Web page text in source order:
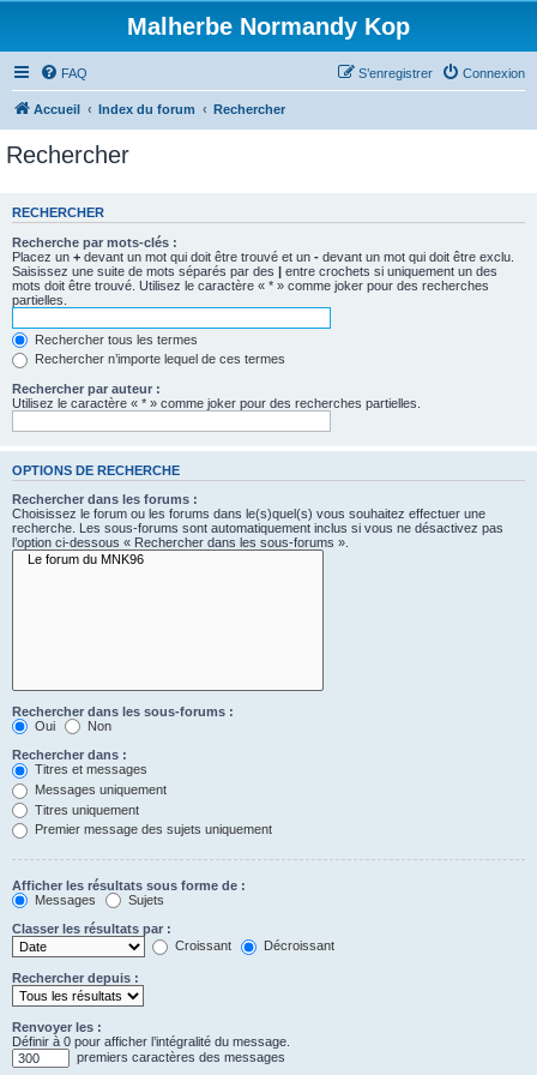
Malherbe Normandy Kop
FAQ Connexion
S’enregistrer
Accueil Index du forum Rechercher
Rechercher
RECHERCHER
Recherche par mots-clés :
Placez un + devant un mot qui doit être trouvé et un - devant un mot qui doit être exclu.
Saisissez une suite de mots séparés par des | entre crochets si uniquement un des
mots doit être trouvé. Utilisez le caractère « * » comme joker pour des recherches
partielles.
Rechercher tous les termes
Rechercher n’importe lequel de ces termes
Rechercher par auteur :
Utilisez le caractère « * » comme joker pour des recherches partielles.
OPTIONS DE RECHERCHE
Rechercher dans les forums :
Choisissez le forum ou les forums dans le(s)quel(s) vous souhaitez effectuer une
recherche. Les sous-forums sont automatiquement inclus si vous ne désactivez pas
l’option ci-dessous « Rechercher dans les sous-forums ».
Rechercher dans les sous-forums :
Oui
Non
Rechercher dans :
Titres et messages
Messages uniquement
Titres uniquement
Premier message des sujets uniquement
Afficher les résultats sous forme de :
Messages
Sujets
Classer les résultats par :
Croissant
Décroissant
Rechercher depuis :
Renvoyer les :
Définir à 0 pour afficher l’intégralité du message.
premiers caractères des messages